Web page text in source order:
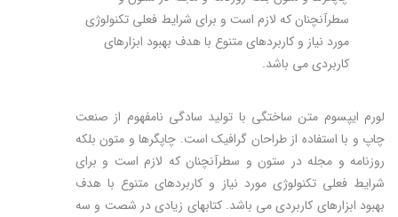
سطرآنچنان که لازم است و برای شرایط فعلی تکنولوژی
مورد نیاز و کاربردهای متنوع با هدف بهبود ابزارهای
کاربردی می باشد.
لورم ایپسوم متن ساختگی با تولید سادگی نامفهوم از صنعت
چاپ و با استفاده از طراحان گرافیک است. چاپگرها و متون بلکه
روزنامه و مجله در ستون و سطرآنچنان که لازم است و برای
شرایط فعلی تکنولوژی مورد نیاز و کاربردهای متنوع با هدف
بهبود ابزارهای کاربردی می باشد. کتابهای زیادی در شصت و سه